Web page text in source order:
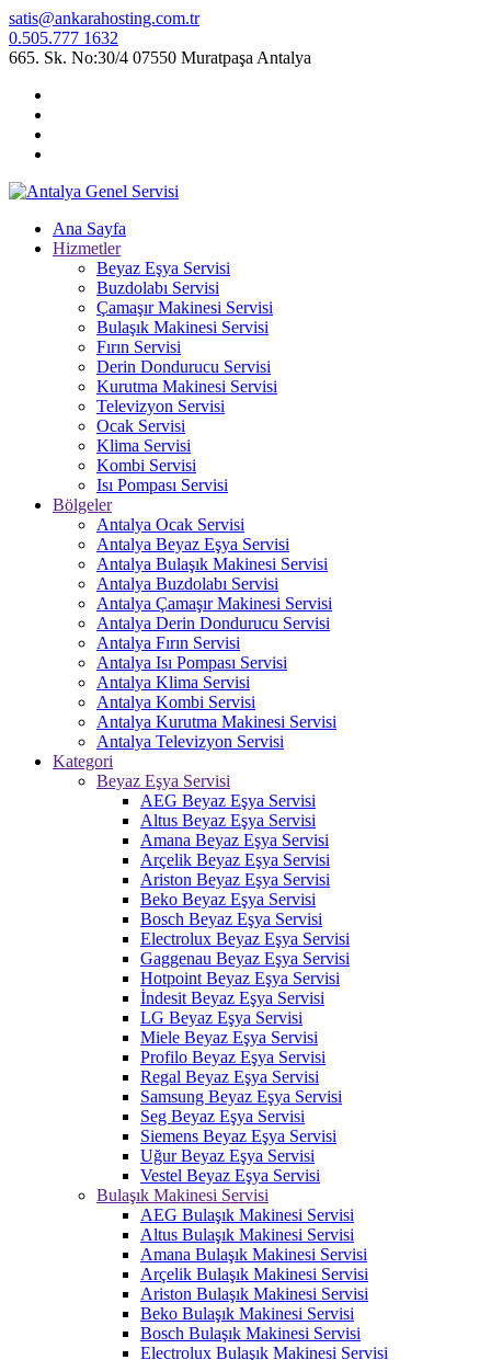
satis@ankarahosting.com.tr
0.505.777 1632
665. Sk. No:30/4 07550 Muratpaşa Antalya
Ana Sayfa
Hizmetler
Beyaz Eşya Servisi
Buzdolabı Servisi
Çamaşır Makinesi Servisi
Bulaşık Makinesi Servisi
Fırın Servisi
Derin Dondurucu Servisi
Kurutma Makinesi Servisi
Televizyon Servisi
Ocak Servisi
Klima Servisi
Kombi Servisi
Isı Pompası Servisi
Bölgeler
Antalya Ocak Servisi
Antalya Beyaz Eşya Servisi
Antalya Bulaşık Makinesi Servisi
Antalya Buzdolabı Servisi
Antalya Çamaşır Makinesi Servisi
Antalya Derin Dondurucu Servisi
Antalya Fırın Servisi
Antalya Isı Pompası Servisi
Antalya Klima Servisi
Antalya Kombi Servisi
Antalya Kurutma Makinesi Servisi
Antalya Televizyon Servisi
Kategori
Beyaz Eşya Servisi
AEG Beyaz Eşya Servisi
Altus Beyaz Eşya Servisi
Amana Beyaz Eşya Servisi
Arçelik Beyaz Eşya Servisi
Ariston Beyaz Eşya Servisi
Beko Beyaz Eşya Servisi
Bosch Beyaz Eşya Servisi
Electrolux Beyaz Eşya Servisi
Gaggenau Beyaz Eşya Servisi
Hotpoint Beyaz Eşya Servisi
İndesit Beyaz Eşya Servisi
LG Beyaz Eşya Servisi
Miele Beyaz Eşya Servisi
Profilo Beyaz Eşya Servisi
Regal Beyaz Eşya Servisi
Samsung Beyaz Eşya Servisi
Seg Beyaz Eşya Servisi
Siemens Beyaz Eşya Servisi
Uğur Beyaz Eşya Servisi
Vestel Beyaz Eşya Servisi
Bulaşık Makinesi Servisi
AEG Bulaşık Makinesi Servisi
Altus Bulaşık Makinesi Servisi
Amana Bulaşık Makinesi Servisi
Arçelik Bulaşık Makinesi Servisi
Ariston Bulaşık Makinesi Servisi
Beko Bulaşık Makinesi Servisi
Bosch Bulaşık Makinesi Servisi
Electrolux Bulaşık Makinesi Servisi